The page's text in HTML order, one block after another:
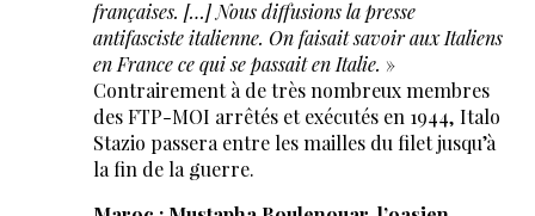
françaises. […] Nous diffusions la presse
antifasciste italienne. On faisait savoir aux Italiens
en France ce qui se passait en Italie. »
Contrairement à de très nombreux membres
des FTP-MOI arrêtés et exécutés en 1944, Italo
Stazio passera entre les mailles du filet jusqu’à
la fin de la guerre.